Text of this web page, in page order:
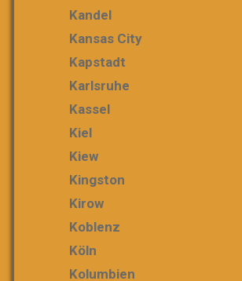
Kandel
Kansas City
Kapstadt
Karlsruhe
Kassel
Kiel
Kiew
Kingston
Kirow
Koblenz
Köln
Kolumbien